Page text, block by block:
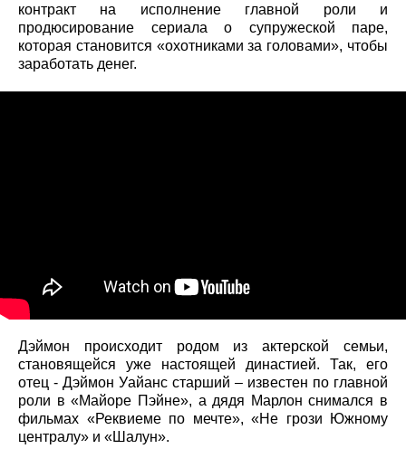
контракт на исполнение главной роли и
продюсирование сериала о супружеской паре,
которая становится «охотниками за головами», чтобы
заработать денег.
Дэймон происходит родом из актерской семьи,
становящейся уже настоящей династией. Так, его
отец - Дэймон Уайанс старший – известен по главной
роли в «Майоре Пэйне», а дядя Марлон снимался в
фильмах «Реквиеме по мечте», «Не грози Южному
централу» и «Шалун».